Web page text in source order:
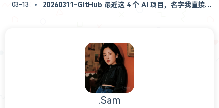
03-13 20260311-GitHub 最近这 4 个 AI 项目，名字我直接给你放出来了🔥
.Sam